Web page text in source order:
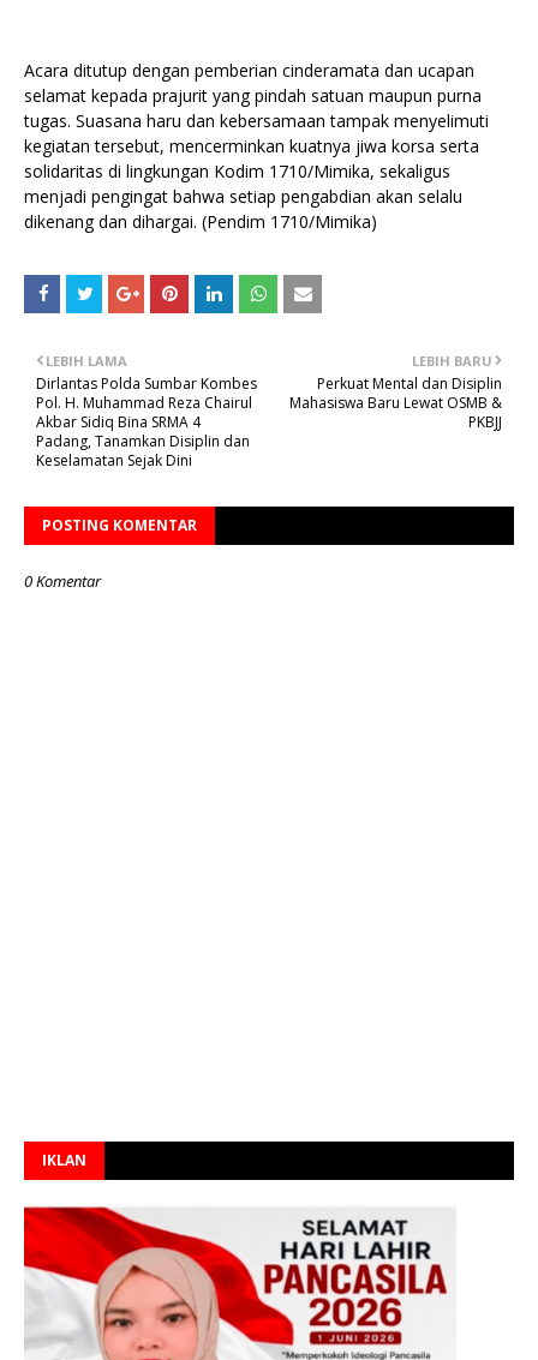
Acara ditutup dengan pemberian cinderamata dan ucapan
selamat kepada prajurit yang pindah satuan maupun purna
tugas. Suasana haru dan kebersamaan tampak menyelimuti
kegiatan tersebut, mencerminkan kuatnya jiwa korsa serta
solidaritas di lingkungan Kodim 1710/Mimika, sekaligus
menjadi pengingat bahwa setiap pengabdian akan selalu
dikenang dan dihargai. (Pendim 1710/Mimika)
LEBIH BARU
Perkuat Mental dan Disiplin
Mahasiswa Baru Lewat OSMB &
PKBJJ
LEBIH LAMA
Dirlantas Polda Sumbar Kombes
Pol. H. Muhammad Reza Chairul
Akbar Sidiq Bina SRMA 4
Padang, Tanamkan Disiplin dan
Keselamatan Sejak Dini
POSTING KOMENTAR
0 Komentar
IKLAN